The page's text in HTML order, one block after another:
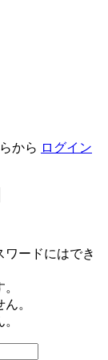
から ログイン
ードにはでき
。